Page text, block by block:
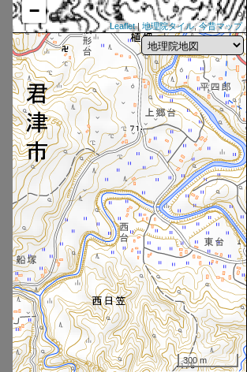
−
Leaflet| 地理院タイル,今昔マップ
300 m